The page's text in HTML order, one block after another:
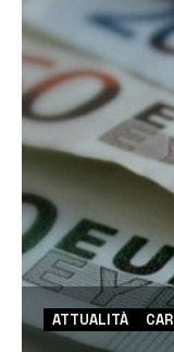
ATTUALITÀ